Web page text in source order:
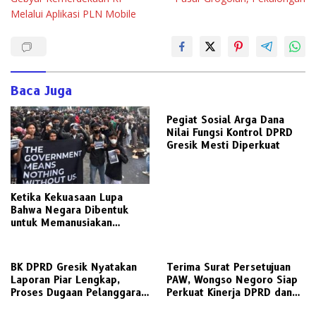
Melalui Aplikasi PLN Mobile
Baca Juga
Ketika Kekuasaan Lupa
Bahwa Negara Dibentuk
untuk Memanusiakan
Pegiat Sosial Arga Dana
Nilai Fungsi Kontrol DPRD
Gresik Mesti Diperkuat
BK DPRD Gresik Nyatakan
Laporan Piar Lengkap,
Proses Dugaan Pelanggaran
Terima Surat Persetujuan
PAW, Wongso Negoro Siap
Perkuat Kinerja DPRD dan